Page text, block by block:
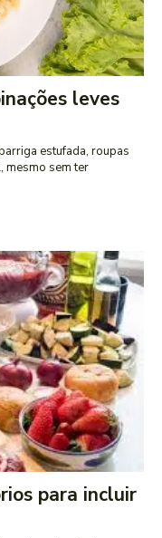
leves
estufada, roupas
mesmo sem ter
para incluir